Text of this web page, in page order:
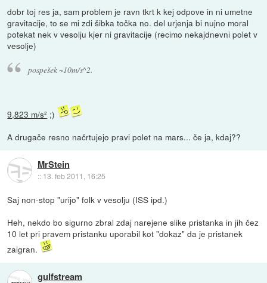
dobr toj res ja, sam problem je ravn tkrt k kej odpove in ni umetne
gravitacije, to se mi zdi šibka točka no. del urjenja bi nujno moral
potekat nek v vesolju kjer ni gravitacije (recimo nekajdnevni polet v
vesolje)
pospešek ~10m/s^2.
9,823 m/s² ;)
A drugače resno načrtujejo pravi polet na mars... če ja, kdaj??
MrStein
:: 13. feb 2011, 16:25
Saj non-stop "urijo" folk v vesolju (ISS ipd.)
Heh, nekdo bo sigurno zbral zdaj narejene slike pristanka in jih čez
10 let pri pravem pristanku uporabil kot "dokaz" da je pristanek
zaigran.
gulfstream